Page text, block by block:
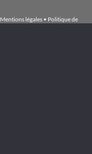
Mentions légales • Politique de